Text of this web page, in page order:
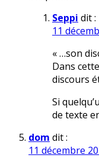
Seppi dit :
11
« …son
Dans
discours
Si
de texte
dom dit :
11 décembre